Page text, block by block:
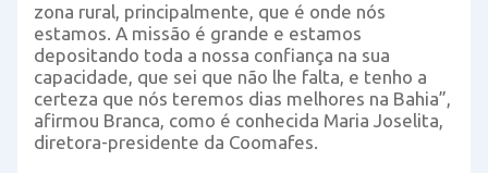
zona rural, principalmente, que é onde nós
estamos. A missão é grande e estamos
depositando toda a nossa confiança na sua
capacidade, que sei que não lhe falta, e tenho a
certeza que nós teremos dias melhores na Bahia”,
afirmou Branca, como é conhecida Maria Joselita,
diretora-presidente da Coomafes.